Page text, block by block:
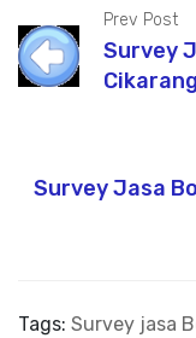
Prev Post
Survey
Survey Jasa
Tags: Survey jasa